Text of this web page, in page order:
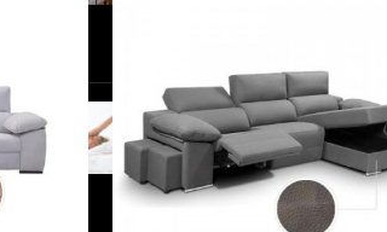
CÓMO ELEGIR EL
COLCHÓN PERFECTO PARA
TU DESCANSO
15 de octubre de 2024